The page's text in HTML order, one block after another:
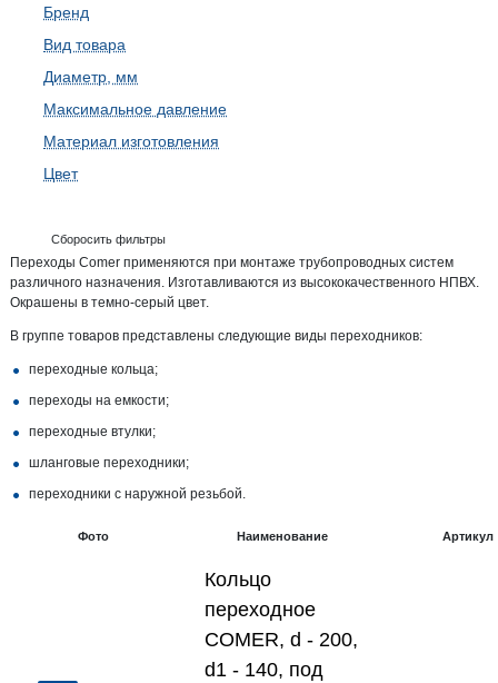
Бренд
Вид товара
Диаметр, мм
Максимальное давление
Материал изготовления
Цвет
Сборосить фильтры
Переходы Comer применяются при монтаже трубопроводных систем
различного назначения. Изготавливаются из высококачественного НПВХ.
Окрашены в темно-серый цвет.
В группе товаров представлены следующие виды переходников:
переходные кольца;
переходы на емкости;
переходные втулки;
шланговые переходники;
переходники с наружной резьбой.
Фото Наименование Артикул
Кольцо
переходное
COMER, d - 200,
d1 - 140, под